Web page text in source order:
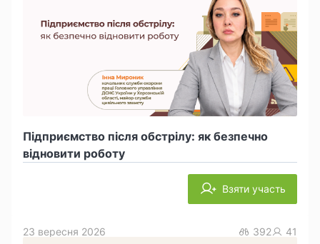
Підприємство після обстрілу: як безпечно
відновити роботу
Взяти участь
23 вересня 2026 392 41